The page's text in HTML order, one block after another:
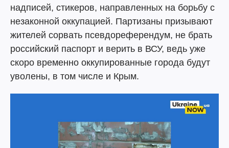
надписей, стикеров, направленных на борьбу с
незаконной оккупацией. Партизаны призывают
жителей сорвать псевдореферендум, не брать
российский паспорт и верить в ВСУ, ведь уже
скоро временно оккупированные города будут
уволены, в том числе и Крым.